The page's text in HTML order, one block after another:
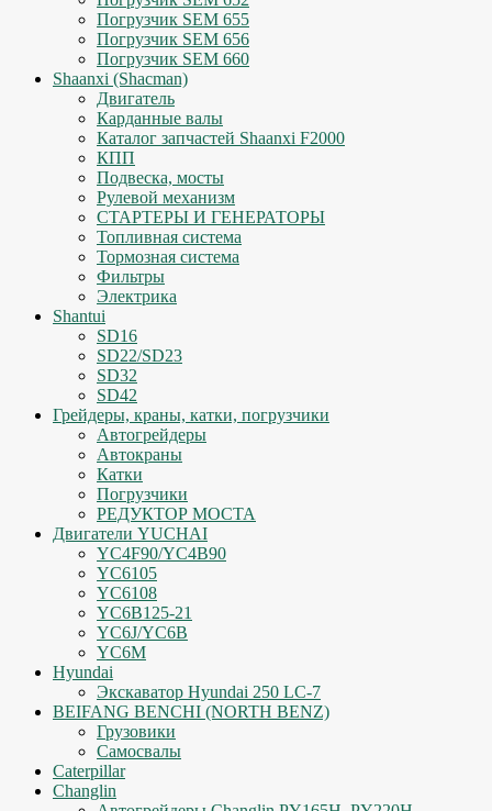
Погрузчик SEM 655
Погрузчик SEM 656
Погрузчик SEM 660
Shaanxi (Shacman)
Двигатель
Карданные валы
Каталог запчастей Shaanxi F2000
КПП
Подвеска, мосты
Рулевой механизм
СТАРТЕРЫ И ГЕНЕРАТОРЫ
Топливная система
Тормозная система
Фильтры
Электрика
Shantui
SD16
SD22/SD23
SD32
SD42
Грейдеры, краны, катки, погрузчики
Автогрейдеры
Автокраны
Катки
Погрузчики
РЕДУКТОР МОСТА
Двигатели YUCHAI
YC4F90/YC4B90
YC6105
YC6108
YC6B125-21
YC6J/YC6B
YC6M
Hyundai
Экскаватор Hyundai 250 LC-7
BEIFANG BENCHI (NORTH BENZ)
Грузовики
Самосвалы
Caterpillar
Changlin